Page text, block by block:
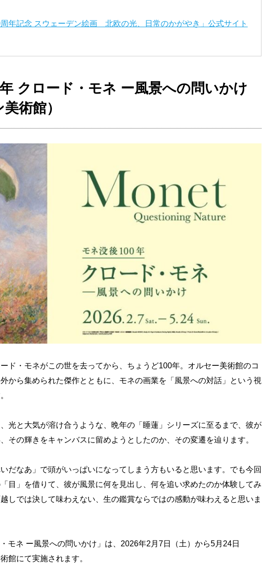
周年記念 スウェーデン絵画 北欧の光、日常のかがやき」公式サイト
クロード・モネ ー風景への問いかけ
術館）
ド・モネがこの世を去ってから、ちょうど100年。オルセー美術館のコ
から集められた傑作とともに、モネの画業を「風景への対話」という視
光と大気が溶け合うような、晩年の「睡蓮」シリーズに至るまで、彼が
その輝きをキャンバスに留めようとしたのか、その変遷を辿ります。
だなあ」で頭がいっぱいになってしまう方もいると思います。でも今回
目」を借りて、彼が風景に何を見出し、何を追い求めたのか体験してみ
しでは決して味わえない、生の鑑賞ならではの感動が味わえると思いま
モネ ー風景への問いかけ」は、2026年2月7日（土）から5月24日
館にて実施されます。